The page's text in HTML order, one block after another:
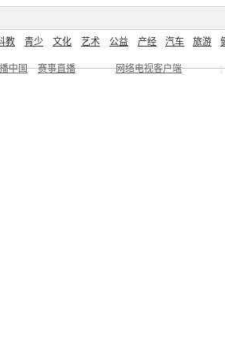
教 青少 文化 艺术 公益 产经 汽车 旅游
中国 赛事直播 网络电视客户端 |